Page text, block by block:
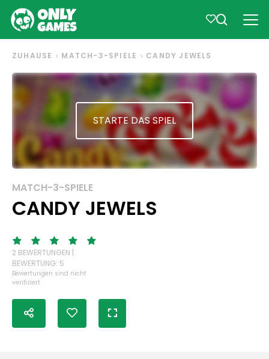
ZUHAUSE MATCH-3-SPIELE CANDY JEWELS
STARTE DAS SPIEL
MATCH-3-SPIELE
CANDY JEWELS
2 BEWERTUNGEN |
BEWERTUNG: 5
Bewertungen sind nicht
verifiziert